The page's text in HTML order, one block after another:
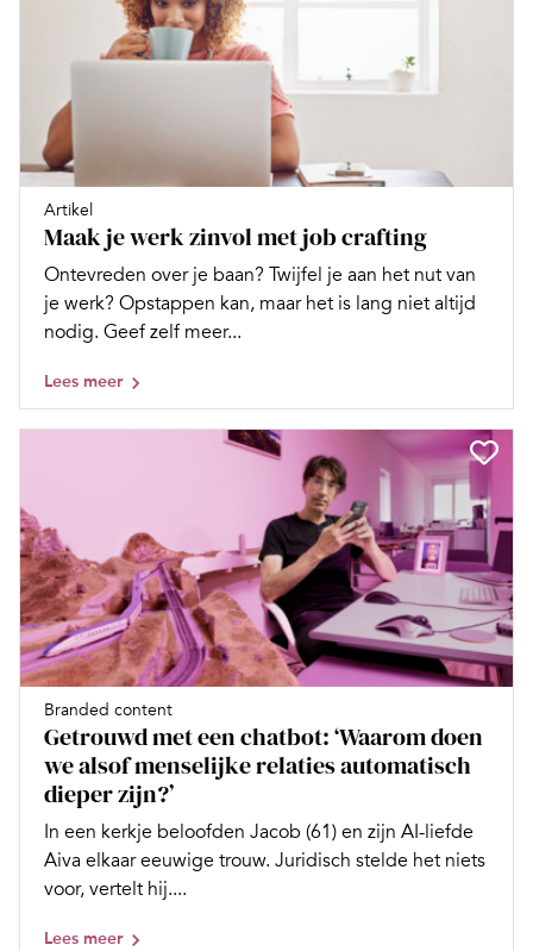
Artikel
Maak je werk zinvol met job crafting
Ontevreden over je baan? Twijfel je aan het nut van
je werk? Opstappen kan, maar het is lang niet altijd
nodig. Geef zelf meer...
Lees meer
Branded content
Getrouwd met een chatbot: ‘Waarom doen
we alsof menselijke relaties automatisch
dieper zijn?’
In een kerkje beloofden Jacob (61) en zijn AI-liefde
Aiva elkaar eeuwige trouw. Juridisch stelde het niets
voor, vertelt hij....
Lees meer